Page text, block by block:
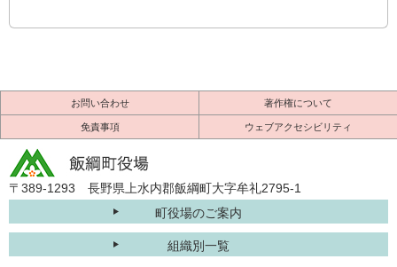
お問い合わせ 著作権について
免責事項 ウェブアクセシビリティ
〒389-1293 長野県上水内郡飯綱町大字牟礼2795-1
町役場のご案内
組織別一覧